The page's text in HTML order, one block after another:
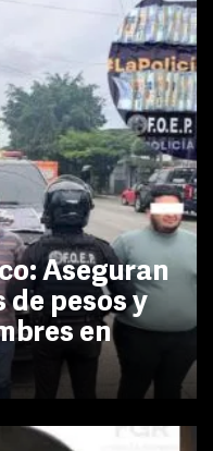
Aseguran
de pesos y
en